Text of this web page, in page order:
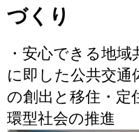
づくり
・安心できる地
に即した公共交通
の創出と移住・定
環型社会の推進